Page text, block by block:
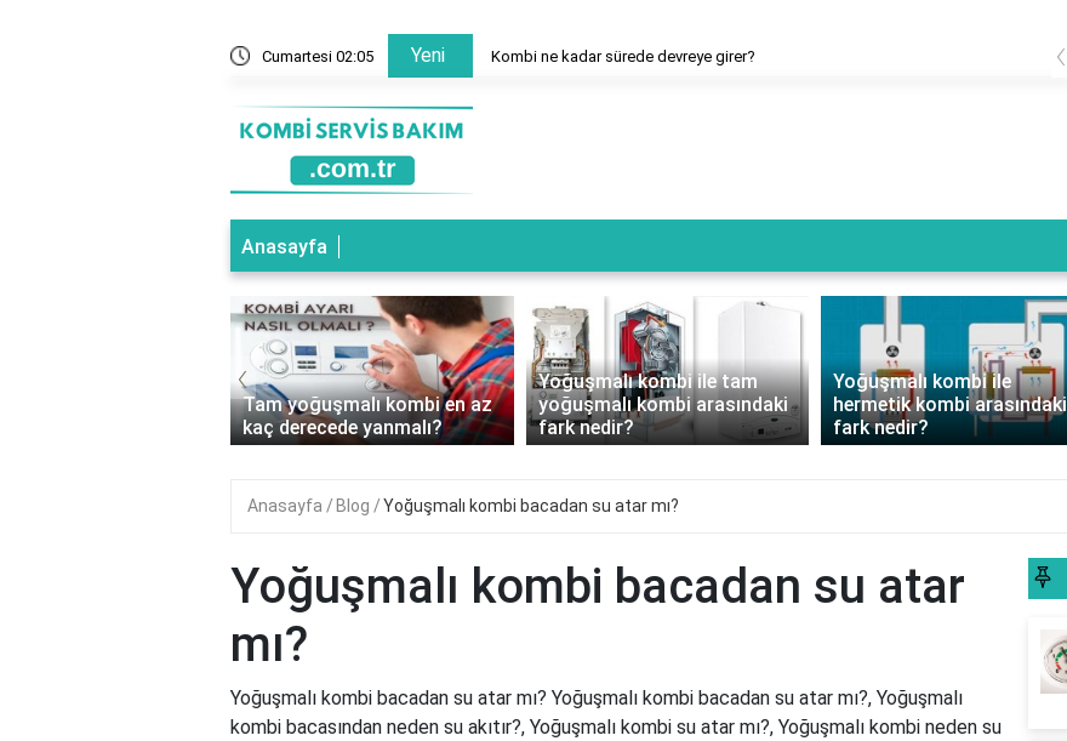
Cumartesi 02:06 Yeni Kombi ne kadar sürede devreye girer? ‹
Anasayfa
Tam yoğuşmalı kombi en az
kaç derecede yanmalı?
Yoğuşmalı kombi ile tam
yoğuşmalı kombi arasındaki
fark nedir?
Yoğuşmalı kombi ile
hermetik kombi arasındaki
fark nedir?
‹
Anasayfa Blog Yoğuşmalı kombi bacadan su atar mı?
Yoğuşmalı kombi bacadan su atar
mı?
Yoğuşmalı kombi bacadan su atar mı? Yoğuşmalı kombi bacadan su atar mı?, Yoğuşmalı
kombi bacasından neden su akıtır?, Yoğuşmalı kombi su atar mı?, Yoğuşmalı kombi neden su